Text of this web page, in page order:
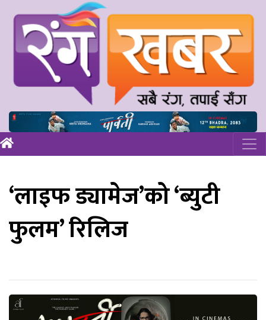
‘लाइफ ड्यामेज’को ‘ब्युटी
फुलम’ रिलिज